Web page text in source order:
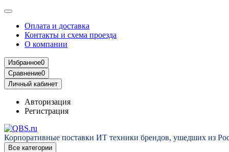
Оплата и доставка
Контакты и схема проезда
О компании
Избранное0
Сравнение0
Личный кабинет
Авторизация
Регистрация
Корпоративные поставки ИТ техники брендов, ушедших из
Все категории